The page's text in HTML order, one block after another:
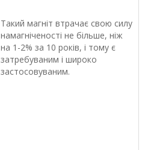
Такий магніт втрачає свою силу
намагніченості не більше, ніж
на 1-2% за 10 років, і тому є
затребуваним і широко
застосовуваним.